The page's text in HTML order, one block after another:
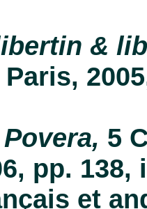
&
5
pp.
et